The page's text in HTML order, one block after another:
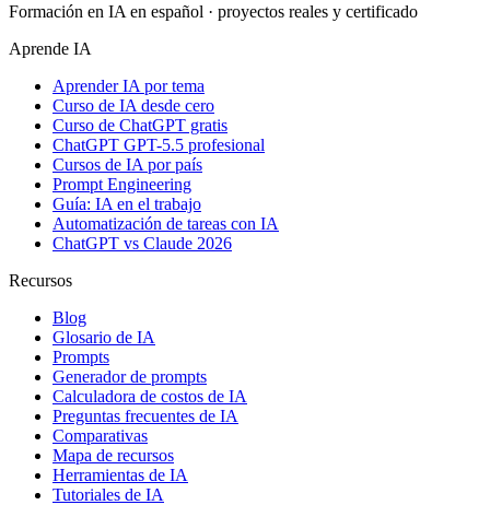
Formación en IA en español · proyectos reales y certificado
Aprende IA
Aprender IA por tema
Curso de IA desde cero
Curso de ChatGPT gratis
ChatGPT GPT-5.5 profesional
Cursos de IA por país
Prompt Engineering
Guía: IA en el trabajo
Automatización de tareas con IA
ChatGPT vs Claude 2026
Recursos
Blog
Glosario de IA
Prompts
Generador de prompts
Calculadora de costos de IA
Preguntas frecuentes de IA
Comparativas
Mapa de recursos
Herramientas de IA
Tutoriales de IA